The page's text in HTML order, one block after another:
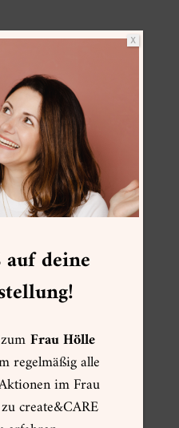
ist nach der
das zweite
passende
12 Farben sind
winterlich-
(siehe oben)
zusätzliches
auf deine
Frau Hölle
regelmäßig alle
im Frau
create&CARE
X